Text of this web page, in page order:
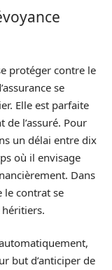
protéger contre le
se
Elle est parfaite
de l’assuré. Pour
un délai entre dix
où il envisage
Dans
le contrat se
but d’anticiper de